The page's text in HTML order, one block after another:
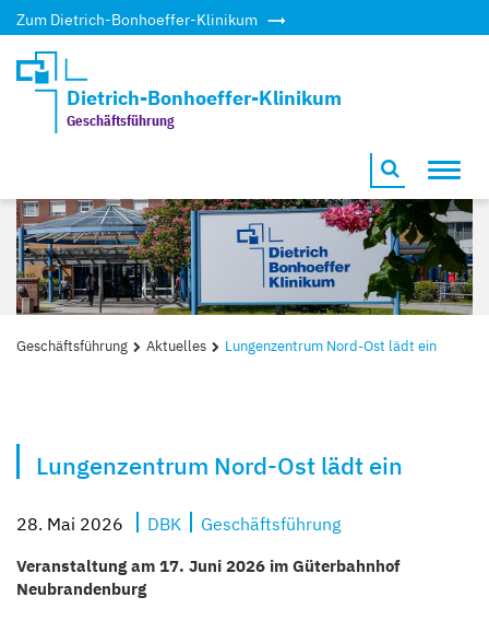
Zum Dietrich-Bonhoeffer-Klinikum
Dietrich-Bonhoeffer-Klinikum
Geschäftsführung
Geschäftsführung Aktuelles Lungenzentrum Nord-Ost lädt ein
Lungenzentrum Nord-Ost lädt ein
28. Mai 2026 DBK Geschäftsführung
Veranstaltung am 17. Juni 2026 im Güterbahnhof
Neubrandenburg